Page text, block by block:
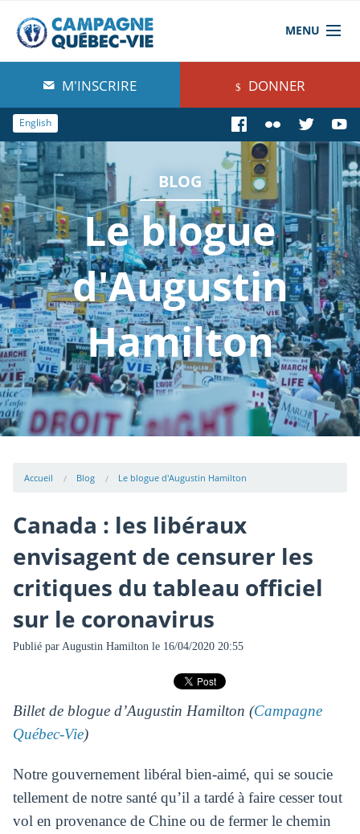
MENU
À propos de nous
Blog
Comprendre
Agir
Boutique
M'INSCRIRE DONNER
English
BLOG
Le blogue
d'Augustin
Hamilton
Accueil Blog Le blogue d'Augustin Hamilton
Canada : les libéraux
envisagent de censurer les
critiques du tableau officiel
sur le coronavirus
Publié par Augustin Hamiltonle 16/04/2020 20:55
Billet de blogue d’Augustin Hamilton (Campagne
Québec-Vie)
Notre gouvernement libéral bien-aimé, qui se soucie
tellement de notre santé qu’il a tardé à faire cesser tout
vol en provenance de Chine ou de fermer le chemin